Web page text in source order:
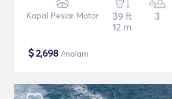
Kapal Pesiar Motor
39 ft
12 m
3
$2,698 /malam